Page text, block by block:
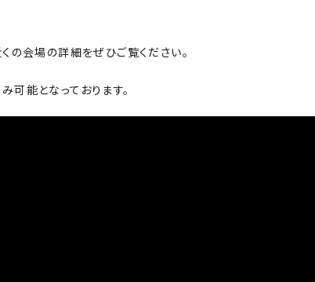
の会場の詳細をぜひご覧ください。
能となっております。